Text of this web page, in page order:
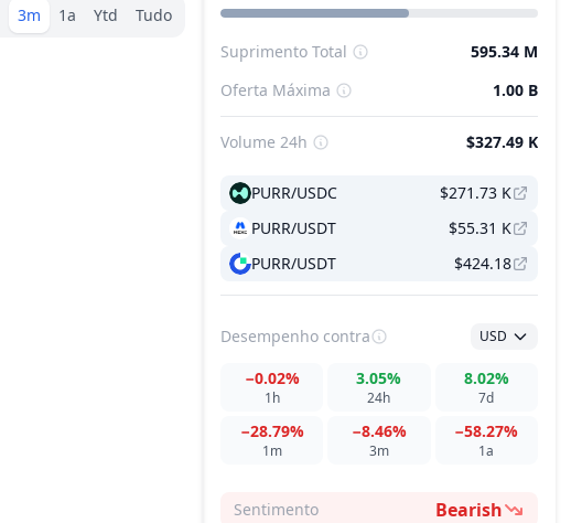
3m 1a Ytd Tudo
Suprimento Total
595.34 M
Oferta Máxima
1.00 B
Volume 24h $327.49 K
PURR/USDC
$271.73 K
PURR/USDT
$55.31 K
PURR/USDT
$424.18
Desempenho contra USD
1h
−0.02%
24h
3.05%
7d
8.02%
1m
−28.79%
3m
−8.46%
1a
−58.27%
Sentimento Bearish